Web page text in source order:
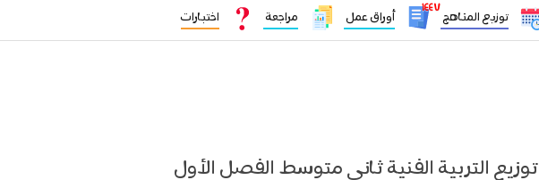
توزيع المناهج
١٤٤٧
أوراق عمل مراجعة اختبارات
توزيع التربية الفنية ثاني متوسط الفصل الأول